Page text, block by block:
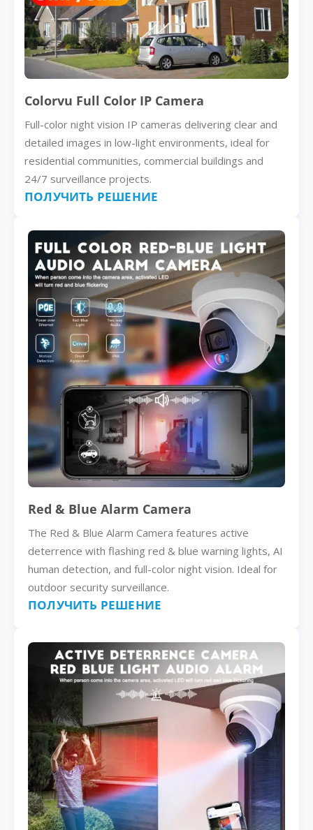
Colorvu Full Color IP Camera
Full-color night vision IP cameras delivering clear and
detailed images in low-light environments, ideal for
residential communities, commercial buildings and
24/7 surveillance projects.
ПОЛУЧИТЬ РЕШЕНИЕ
Red & Blue Alarm Camera
The Red & Blue Alarm Camera features active
deterrence with flashing red & blue warning lights, AI
human detection, and full-color night vision. Ideal for
outdoor security surveillance.
ПОЛУЧИТЬ РЕШЕНИЕ